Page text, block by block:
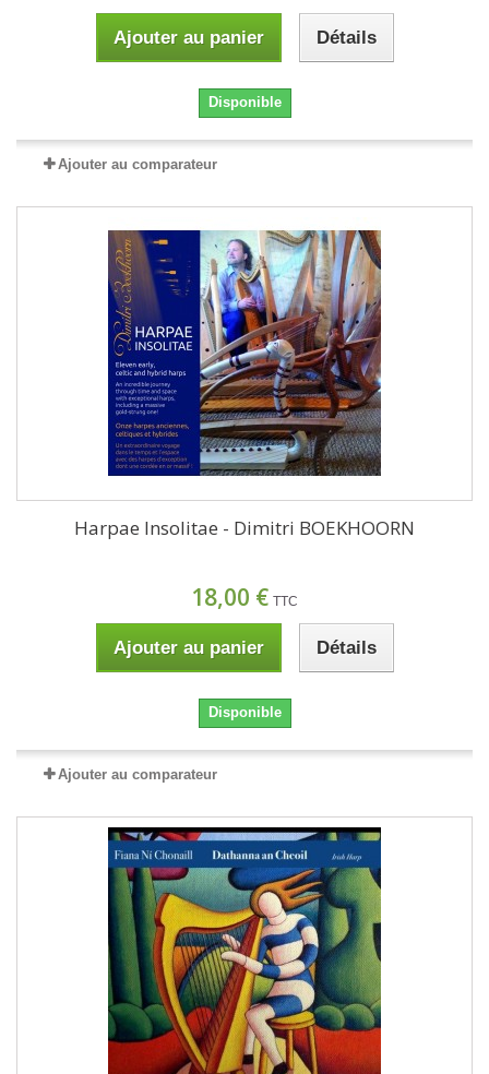
Ajouter au panier Détails
Disponible
Ajouter au comparateur
Harpae Insolitae - Dimitri BOEKHOORN
18,00 € TTC
Ajouter au panier Détails
Disponible
Ajouter au comparateur